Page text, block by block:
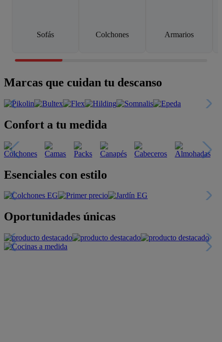
Sofás Colchones Armarios
Marcas que cuidan tu descanso
Confort a tu medida
Esenciales con estilo
Oportunidades únicas